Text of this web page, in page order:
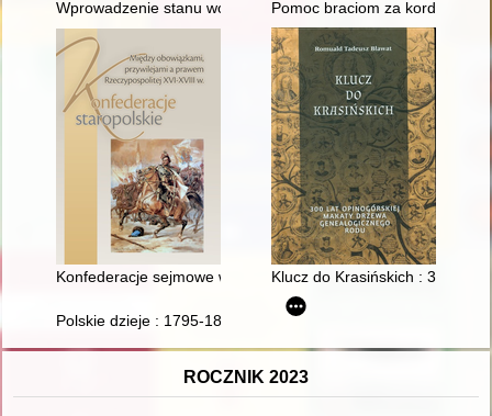
Wprowadzenie stanu wojennego na Warmii i Mazurach :
Pomoc braciom za kordonem
Konfederacje sejmowe w epoce stanisławowskiej
Klucz do Krasińskich : 300 lat
Polskie dzieje : 1795-1864 : sarmackie dziedzictwo wobec
ROCZNIK 2023